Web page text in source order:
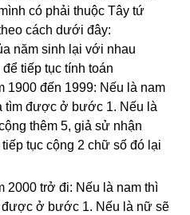
có phải thuộc Tây tứ
cách dưới đây:
năm sinh lại với nhau
tiếp tục tính toán
đến 1999: Nếu là nam
tìm được ở bước 1. Nếu là
thêm 5, giả sử nhận
tục cộng 2 chữ số đó lại
2000 trở đi: Nếu là nam thì
được ở bước 1. Nếu là nữ sẽ